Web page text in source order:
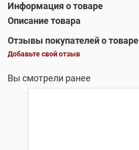
Информация о товаре
Описание товара
Отзывы покупателей о товаре
Добавьте свой отзыв
Вы смотрели ранее